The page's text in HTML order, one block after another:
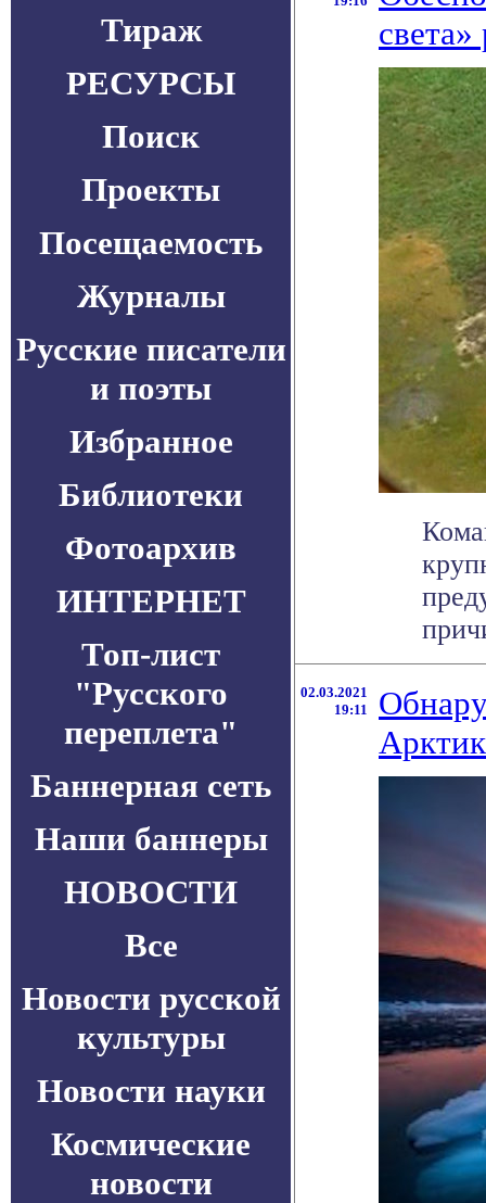
Тираж
РЕСУРСЫ
Поиск
Проекты
Посещаемость
Журналы
Русские писатели
и поэты
Избранное
Библиотеки
Фотоархив
ИНТЕРНЕТ
Топ-лист
"Русского
переплета"
Баннерная сеть
Наши баннеры
НОВОСТИ
Все
Новости русской
культуры
Новости науки
Космические
новости
света»
02.03.2021
19:11